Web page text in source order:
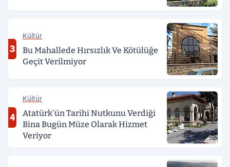
3
Kültür
Bu Mahallede Hırsızlık Ve Kötülüğe
Geçit Verilmiyor
4
Kültür
Atatürk'ün Tarihi Nutkunu Verdiği
Bina Bugün Müze Olarak Hizmet
Veriyor